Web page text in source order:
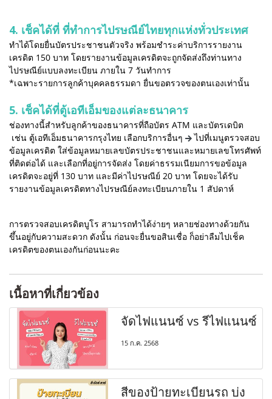
4. เช็คได้ที่ ที่ทำการไปรษณีย์ไทยทุกแห่งทั่วประเทศ
ทำได้โดยยื่นบัตรประชาชนตัวจริง พร้อมชำระค่าบริการรายงาน
เครดิต 150 บาท โดยรายงานข้อมูลเครดิตจะถูกจัดส่งถึงท่านทาง
ไปรษณีย์แบบลงทะเบียน ภายใน 7 วันทำการ
*เฉพาะรายการลูกค้าบุคคลธรรมดา ยื่นขอตรวจของตนเองเท่านั้น
5. เช็คได้ที่ตู้เอทีเอ็มของแต่ละธนาคาร
ช่องทางนี้สำหรับลูกค้าของธนาคารที่ถือบัตร ATM และบัตรเดบิต
เช่น ตู้เอทีเอ็มธนาคารกรุงไทย เลือกบริการอื่นๆ
ไปที่เมนูตรวจสอบ
ข้อมูลเครดิต ใส่ข้อมูลหมายเลขบัตรประชาชนและหมายเลขโทรศัพท์
ที่ติดต่อได้ และเลือกที่อยู่การจัดส่ง โดยค่าธรรมเนียมการขอข้อมูล
เครดิตจะอยู่ที่ 130 บาท และมีค่าไปรษณีย์ 20 บาท โดยจะได้รับ
รายงานข้อมูลเครดิตทางไปรษณีย์ลงทะเบียนภายใน 1 สัปดาห์
การตรวจสอบเครดิตบูโร สามารถทำได้ง่ายๆ หลายช่องทางด้วยกัน
ขึ้นอยู่กับความสะดวก ดังนั้น ก่อนจะยื่นขอสินเชื่อ ก็อย่าลืมไปเช็ค
เครดิตของตนเองกันก่อนนะคะ
เนื้อหาที่เกี่ยวข้อง
จัดไฟแนนซ์ vs รีไฟแนนซ์
15 ก.ค. 2568
สีของป้ายทะเบียนรถ บ่ง